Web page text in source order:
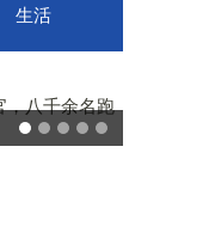
生活